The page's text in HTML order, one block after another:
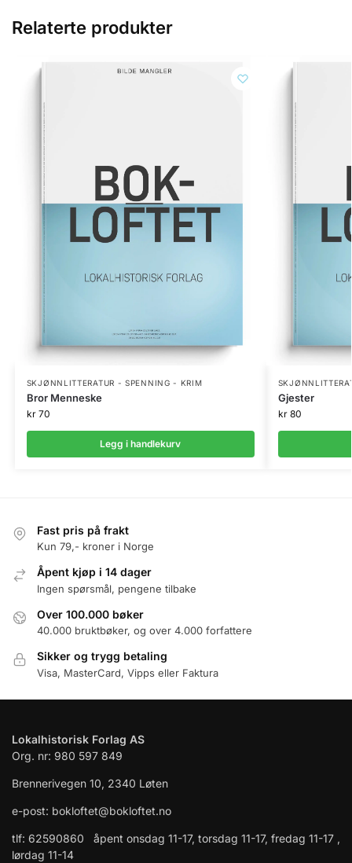
Relaterte produkter
SKJØNNLITTERATUR - SPENNING - KRIM
Bror Menneske
kr70
Legg i handlekurv
Gjester
kr80
Fast pris på frakt
Kun 79,- kroner i Norge
Åpent kjøp i 14 dager
Ingen spørsmål, pengene tilbake
Over 100.000 bøker
40.000 bruktbøker, og over 4.000 forfattere
Sikker og trygg betaling
Visa, MasterCard, Vipps eller Faktura
Lokalhistorisk Forlag AS
Org. nr: 980 597 849
Brennerivegen 10, 2340 Løten
e-post: bokloftet@bokloftet.no
tlf: 62590860 åpent onsdag 11-17, torsdag 11-17, fredag 11-17 ,
lørdag 11-14